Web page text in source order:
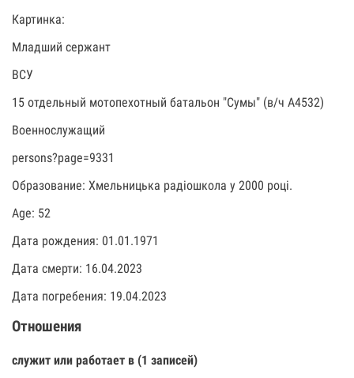
Картинка:
Младший сержант
ВСУ
15 отдельный мотопехотный батальон "Сумы" (в/ч А4532)
Военнослужащий
persons?page=9331
Образование: Хмельницька радіошкола у 2000 році.
Age: 52
Дата рождения: 01.01.1971
Дата смерти: 16.04.2023
Дата погребения: 19.04.2023
Отношения
служит или работает в (1 записей)